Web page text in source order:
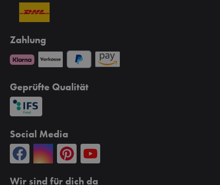
Zahlung
Geprüfte Qualität
Social Media
Wir sind für dich da